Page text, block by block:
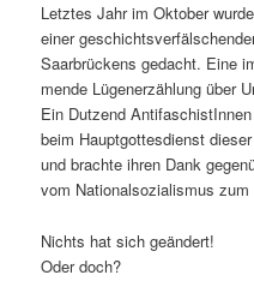
Let­ztes Jahr im Okto­ber
ein­er
Saar­brück­ens gedacht. Eine
mende Lügen­erzäh­lung über
Ein Dutzend
beim Haupt­gottes­di­enst
und brachte ihren Dank
vom Nation­al­sozial­is­mus
Nichts hat sich geän­dert!
Oder doch?